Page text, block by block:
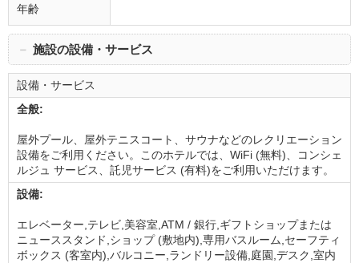
年齢
－ 施設の設備・サービス
設備・サービス
全般:
屋外プール、屋外テニスコート、サウナなどのレクリエーション
設備をご利用ください。このホテルでは、WiFi (無料)、コンシェ
ルジュ サービス、託児サービス (有料)をご利用いただけます。
設備:
エレベーター,テレビ,美容室,ATM / 銀行,ギフトショップまたは
ニューススタンド,ショップ (敷地内),専用バスルーム,セーフティ
ボックス (客室内),バルコニー,ランドリー設備,庭園,デスク,室内